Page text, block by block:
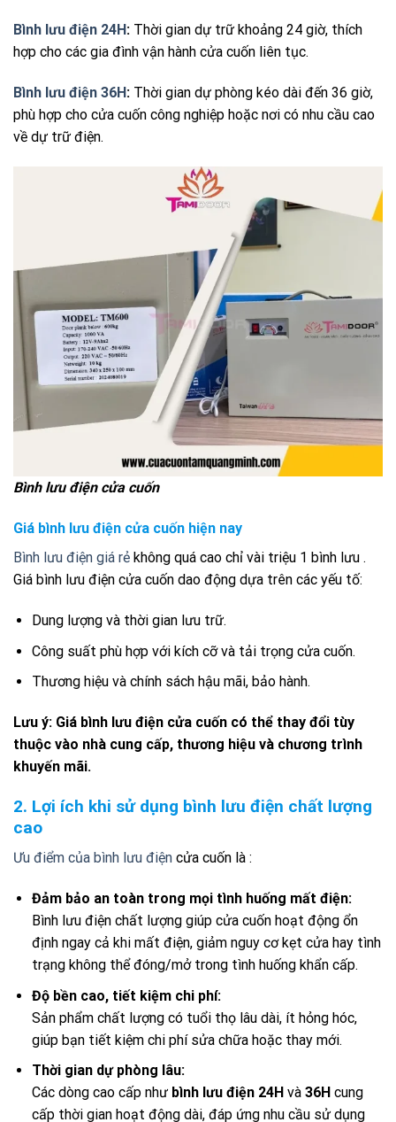
Bình lưu điện 24H : Thời gian dự trữ khoảng 24 giờ, thích
hợp cho các gia đình vận hành cửa cuốn liên tục.
Bình lưu điện 36H : Thời gian dự phòng kéo dài đến 36 giờ,
phù hợp cho cửa cuốn công nghiệp hoặc nơi có nhu cầu cao
về dự trữ điện.
Bình lưu điện cửa cuốn
Giá bình lưu điện cửa cuốn hiện nay
Bình lưu điện giá rẻ không quá cao chỉ vài triệu 1 bình lưu .
Giá bình lưu điện cửa cuốn dao động dựa trên các yếu tố:
Dung lượng và thời gian lưu trữ.
Công suất phù hợp với kích cỡ và tải trọng cửa cuốn.
Thương hiệu và chính sách hậu mãi, bảo hành.
Lưu ý: Giá bình lưu điện cửa cuốn có thể thay đổi tùy
thuộc vào nhà cung cấp, thương hiệu và chương trình
khuyến mãi.
2. Lợi ích khi sử dụng bình lưu điện chất lượng
cao
Ưu điểm của bình lưu điện cửa cuốn là :
Đảm bảo an toàn trong mọi tình huống mất điện:
Bình lưu điện chất lượng giúp cửa cuốn hoạt động ổn
định ngay cả khi mất điện, giảm nguy cơ kẹt cửa hay tình
trạng không thể đóng/mở trong tình huống khẩn cấp.
Độ bền cao, tiết kiệm chi phí:
Sản phẩm chất lượng có tuổi thọ lâu dài, ít hỏng hóc,
giúp bạn tiết kiệm chi phí sửa chữa hoặc thay mới.
Thời gian dự phòng lâu:
Các dòng cao cấp như bình lưu điện 24H và 36H cung
cấp thời gian hoạt động dài, đáp ứng nhu cầu sử dụng